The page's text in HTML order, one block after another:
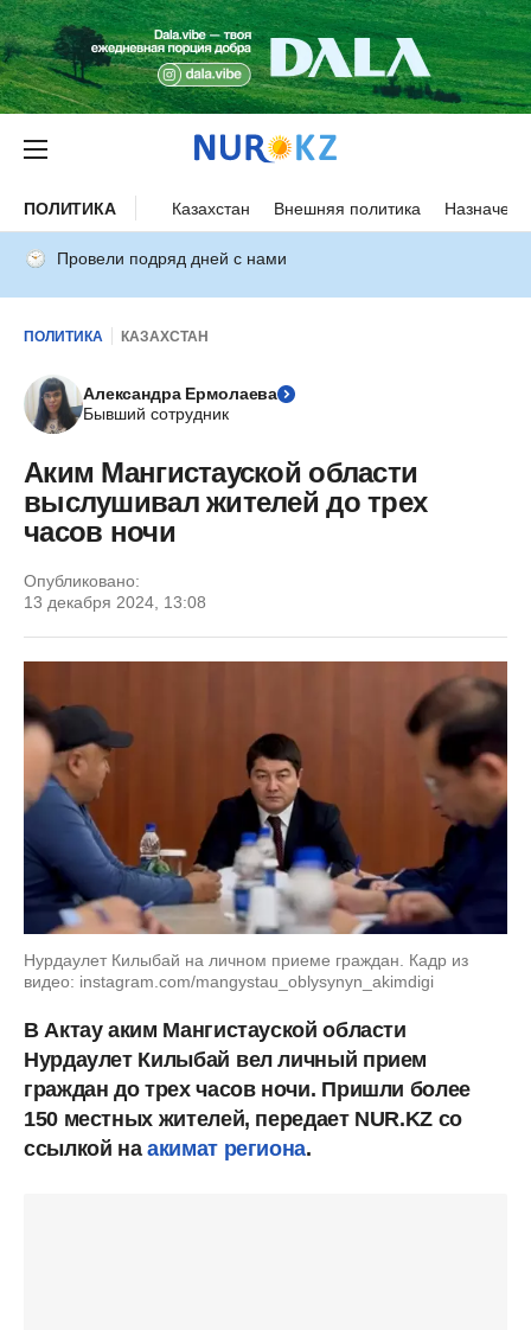
ПОЛИТИКА Казахстан Внешняя политика
Провели подряд дней с нами
ПОЛИТИКА КАЗАХСТАН
Александра Ермолаева
Бывший сотрудник
Аким Мангистауской области
выслушивал жителей до трех
часов ночи
Опубликовано:
13 декабря 2024, 13:08
Нурдаулет Килыбай на личном приеме граждан. Кадр из
видео: instagram.com/mangystau_oblysynyn_akimdigi
В Актау аким Мангистауской области
Нурдаулет Килыбай вел личный прием
граждан до трех часов ночи. Пришли более
150 местных жителей, передает NUR.KZ со
ссылкой наакимат региона.